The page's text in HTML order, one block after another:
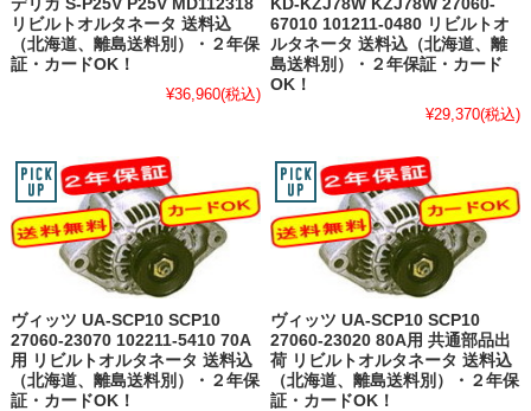
デリカ S-P25V P25V MD112318
リビルトオルタネータ 送料込
（北海道、離島送料別）・２年保
証・カードOK！
¥36,960(税込)
KD-KZJ78W KZJ78W 27060-
67010 101211-0480 リビルトオ
ルタネータ 送料込（北海道、離
島送料別）・２年保証・カード
OK！
¥29,370(税込)
ヴィッツ UA-SCP10 SCP10
27060-23070 102211-5410 70A
用 リビルトオルタネータ 送料込
（北海道、離島送料別）・２年保
証・カードOK！
ヴィッツ UA-SCP10 SCP10
27060-23020 80A用 共通部品出
荷 リビルトオルタネータ 送料込
（北海道、離島送料別）・２年保
証・カードOK！